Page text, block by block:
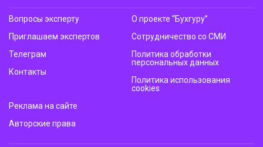
Вопросы эксперту
Приглашаем экспертов
Телеграм
Контакты
О проекте “Бухгуру”
Сотрудничество со СМИ
Политика обработки
персональных данных
Политика использования
cookies
Реклама на сайте
Авторские права